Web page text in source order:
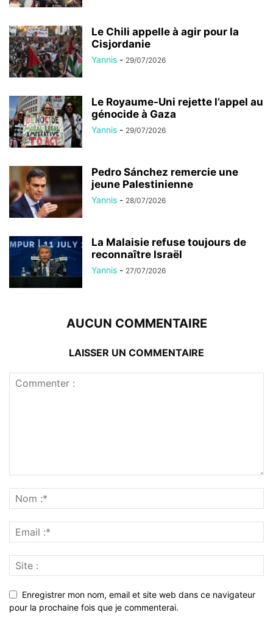
Le Chili appelle à agir pour la
Cisjordanie
Yannis - 29/07/2026
Le Royaume-Uni rejette l’appel au
génocide à Gaza
Yannis - 29/07/2026
Pedro Sánchez remercie une
jeune Palestinienne
Yannis - 28/07/2026
La Malaisie refuse toujours de
reconnaître Israël
Yannis - 27/07/2026
AUCUN COMMENTAIRE
LAISSER UN COMMENTAIRE
Enregistrer mon nom, email et site web dans ce navigateur
pour la prochaine fois que je commenterai.